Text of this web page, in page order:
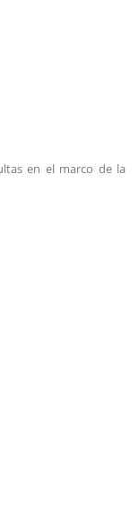
en el marco de la